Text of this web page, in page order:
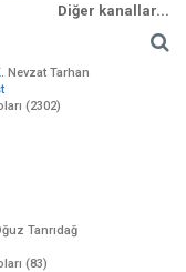
Diğer kanallar...
Nevzat Tarhan
(2302)
Tanrıdağ
(83)